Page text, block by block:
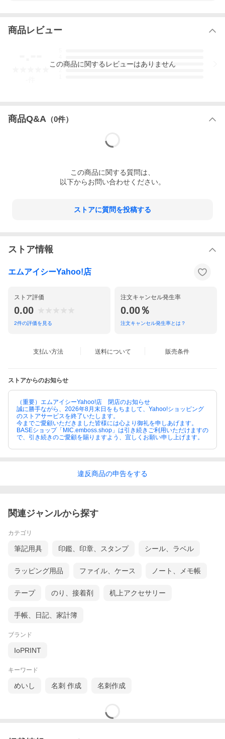
■注意事項
擬似エンボス印刷と透明素材の特性上、断裁時に最大1mmのズレ
擬似エンボス印刷と、クリア素材を組み合わせることで、相手の
印象に残る特別な名刺を作ることができます！
実物を見てからご注文したい方は、サンプル請求も承っておりま
す。
サンプル請求・オリジナルデザインでの作成相談は下記URLより
商品レビュー
3
この商品に関するレビューはありません
商品Q&A （0件）
この商品に関する質問は、
以下からお問い合わせください。
ストアに質問を投稿する
ストア情報
エムアイシーYahoo!店
ストア評価
0.00
2件の評価を見る
注文キャンセル発生率
0.00％
注文キャンセル発生率とは？
支払い方法 送料について 販売条件
ストアからのお知らせ
（重要）エムアイシーYahoo!店 閉店のお知らせ
誠に勝手ながら、2026年8月末日をもちまして、Yahoo!ショッピング
のストアサービスを終了いたします。
今までご愛顧いただきました皆様には心より御礼を申しあげます。
BASEショップ「MIC.emboss.shop」は引き続きご利用いただけますの
で、引き続きのご愛顧を賜りますよう、宜しくお願い申し上げます。
違反商品の申告をする
関連ジャンルから探す
カテゴリ
筆記用具 印鑑、印章、スタンプ シール、ラベル
ラッピング用品 ファイル、ケース ノート、メモ帳
テープ のり、接着剤 机上アクセサリー
手帳、日記、家計簿
ブランド
IoPRINT
キーワード
めいし 名刺 作成 名刺作成